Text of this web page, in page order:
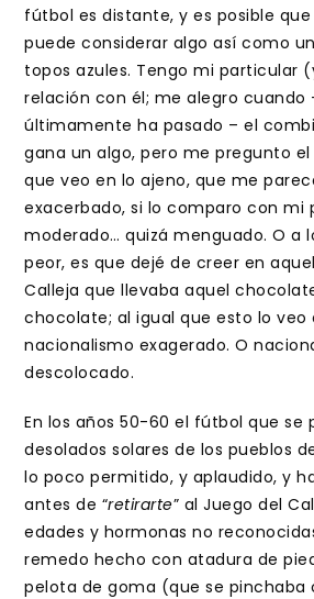
fútbol es distante, y es posible
puede considerar algo así como
topos azules. Tengo mi particular
relación con él; me alegro cuando
últimamente ha pasado – el
gana un algo, pero me pregunto
que veo en lo ajeno, que me
exacerbado, si lo comparo con mi
moderado… quizá menguado. O a
peor, es que dejé de creer en
Calleja que llevaba aquel
chocolate; al igual que esto lo veo
nacionalismo exagerado. O
descolocado.
En los años 50-60 el fútbol que se
desolados solares de los pueblos
lo poco permitido, y aplaudido, y
antes de “retirarte” al Juego del
edades y hormonas no
remedo hecho con atadura de
pelota de goma (que se pinchaba